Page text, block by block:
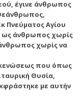
έγινε άνθρωπος
Πνεύματος Αγίου
ως άνθρωπος χωρίς
χωρίς να
που όπως
Θυσία,
με αυτήν